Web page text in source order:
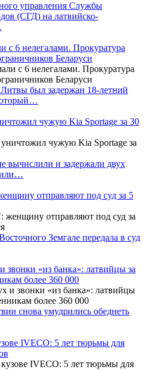
управления Службы
(СГД) на латвийско-
с 6 нелегалами. Прокуратура
Беларуси
был задержан 18-летний
чужую Kia Sportage за 30
вычислили и задержали двух
отправляют под суд за 5
Земгале передала в суд
звонки «из банка»: латвийцы за
более 360 000
снова умудрились обеднеть
IVECO: 5 лет тюрьмы для